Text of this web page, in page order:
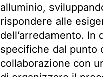
alluminio,
rispondere alle
dell’arredamento.
specifiche dal punto
collaborazione con